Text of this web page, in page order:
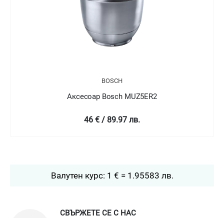
Аксесоар Bosch MUZ5KR1
17 € / 33.25 лв.
Валутен курс: 1 € = 1.95583 лв.
СВЪРЖЕТЕ СЕ С НАС